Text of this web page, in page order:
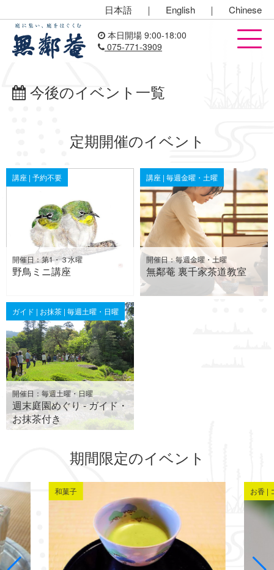
日本語 ｜ English ｜ Chinese
本日開場 9:00-18:00
075-771-3909
今後のイベント一覧
定期開催のイベント
講座 | 予約不要
開催日：第1・３水曜
野鳥ミニ講座
講座 | 毎週金曜・土曜
開催日：毎週金曜・土曜
無鄰菴 裏千家茶道教室
ガイド | お抹茶 | 毎週土曜・日曜
開催日：毎週土曜・日曜
週末庭園めぐり - ガイド・
お抹茶付き
期間限定のイベント
和菓子 お香 |